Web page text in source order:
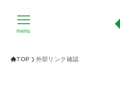
menu
TOP 外部リンク確認